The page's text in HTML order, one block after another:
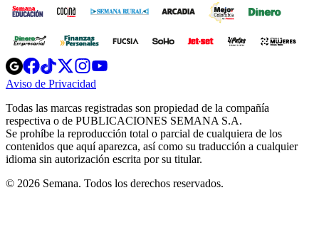
Opens
in
new
Opens
in
new
Opens
in
new
window
Opens
new
windowwindow
Aviso de Privacidad
new
window
Todas las marcas registradas son propiedad de la compañía
respectiva o de PUBLICACIONES SEMANA S.A.
Se prohíbe la reproducción total o parcial de cualquiera de los
contenidos que aquí aparezca, así como su traducción a cualquier
idioma sin autorización escrita por su titular.
© 2026 Semana. Todos los derechos reservados.